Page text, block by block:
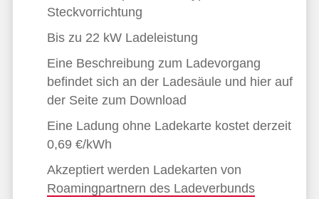
Steckvorrichtung
Bis zu 22 kW Ladeleistung
Eine Beschreibung zum Ladevorgang
befindet sich an der Ladesäule und hier auf
der Seite zum Download
Eine Ladung ohne Ladekarte kostet derzeit
0,69 €/kWh
Akzeptiert werden Ladekarten von
Roamingpartnern des Ladeverbunds